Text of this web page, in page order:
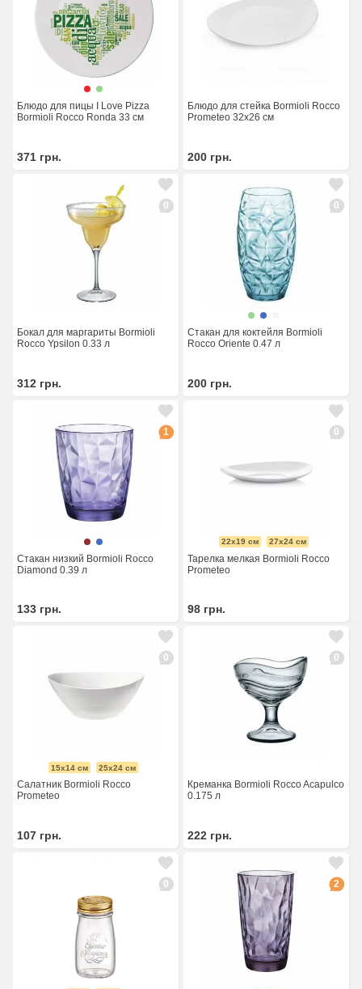
Блюдо для пицы I Love Pizza
Bormioli Rocco Ronda 33 см
371 грн.
Блюдо для стейка Bormioli Rocco
Prometeo 32x26 см
200 грн.
0
Бокал для маргариты Bormioli
Rocco Ypsilon 0.33 л
312 грн.
0
Стакан для коктейля Bormioli
Rocco Oriente 0.47 л
200 грн.
1
Стакан низкий Bormioli Rocco
Diamond 0.39 л
133 грн.
0
22x19 см 27x24 см
Тарелка мелкая Bormioli Rocco
Prometeo
98 грн.
0
15x14 см 25x24 см
Салатник Bormioli Rocco
Prometeo
107 грн.
0
Креманка Bormioli Rocco Acapulco
0.175 л
222 грн.
0 2